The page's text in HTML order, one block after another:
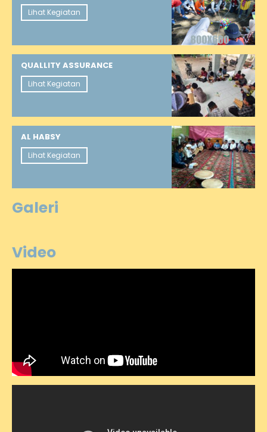
Lihat Kegiatan
QUALLITY ASSURANCE
Lihat Kegiatan
AL HABSY
Lihat Kegiatan
Galeri
Video